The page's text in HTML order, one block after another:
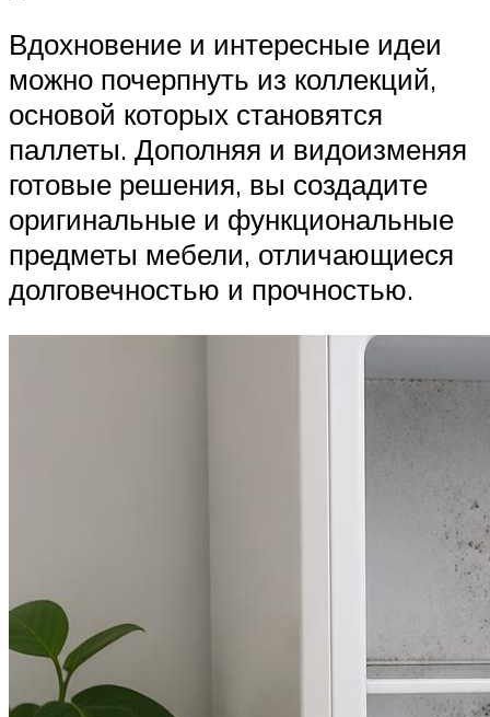
Вдохновение и интересные идеи
можно почерпнуть из коллекций,
основой которых становятся
паллеты. Дополняя и видоизменяя
готовые решения, вы создадите
оригинальные и функциональные
предметы мебели, отличающиеся
долговечностью и прочностью.